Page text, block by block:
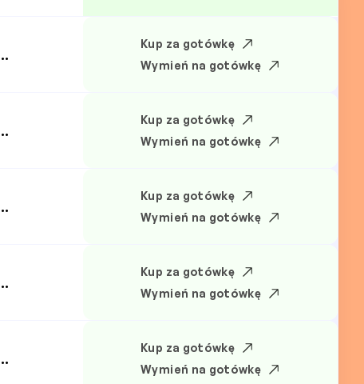
Kup za gotówkę
Wymień na gotówkę
Kup za gotówkę
Wymień na gotówkę
Kup za gotówkę
Wymień na gotówkę
Kup za gotówkę
Wymień na gotówkę
Kup za gotówkę
Wymień na gotówkę